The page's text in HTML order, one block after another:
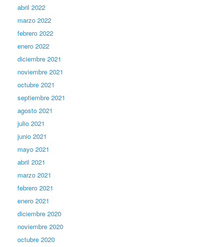
abril 2022
marzo 2022
febrero 2022
enero 2022
diciembre 2021
noviembre 2021
octubre 2021
septiembre 2021
agosto 2021
julio 2021
junio 2021
mayo 2021
abril 2021
marzo 2021
febrero 2021
enero 2021
diciembre 2020
noviembre 2020
octubre 2020